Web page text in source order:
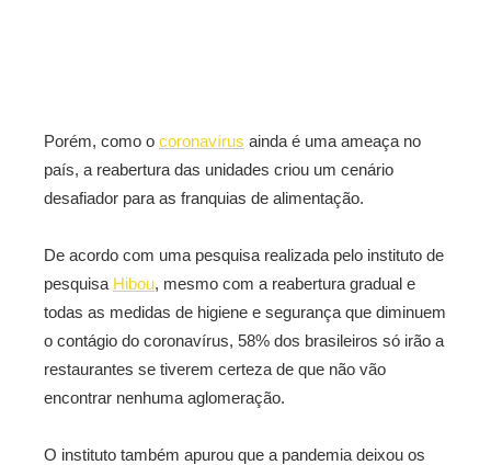
Porém, como o coronavírus ainda é uma ameaça no
país, a reabertura das unidades criou um cenário
desafiador para as franquias de alimentação.
De acordo com uma pesquisa realizada pelo instituto de
pesquisa Hibou, mesmo com a reabertura gradual e
todas as medidas de higiene e segurança que diminuem
o contágio do coronavírus, 58% dos brasileiros só irão a
restaurantes se tiverem certeza de que não vão
encontrar nenhuma aglomeração.
O instituto também apurou que a pandemia deixou os